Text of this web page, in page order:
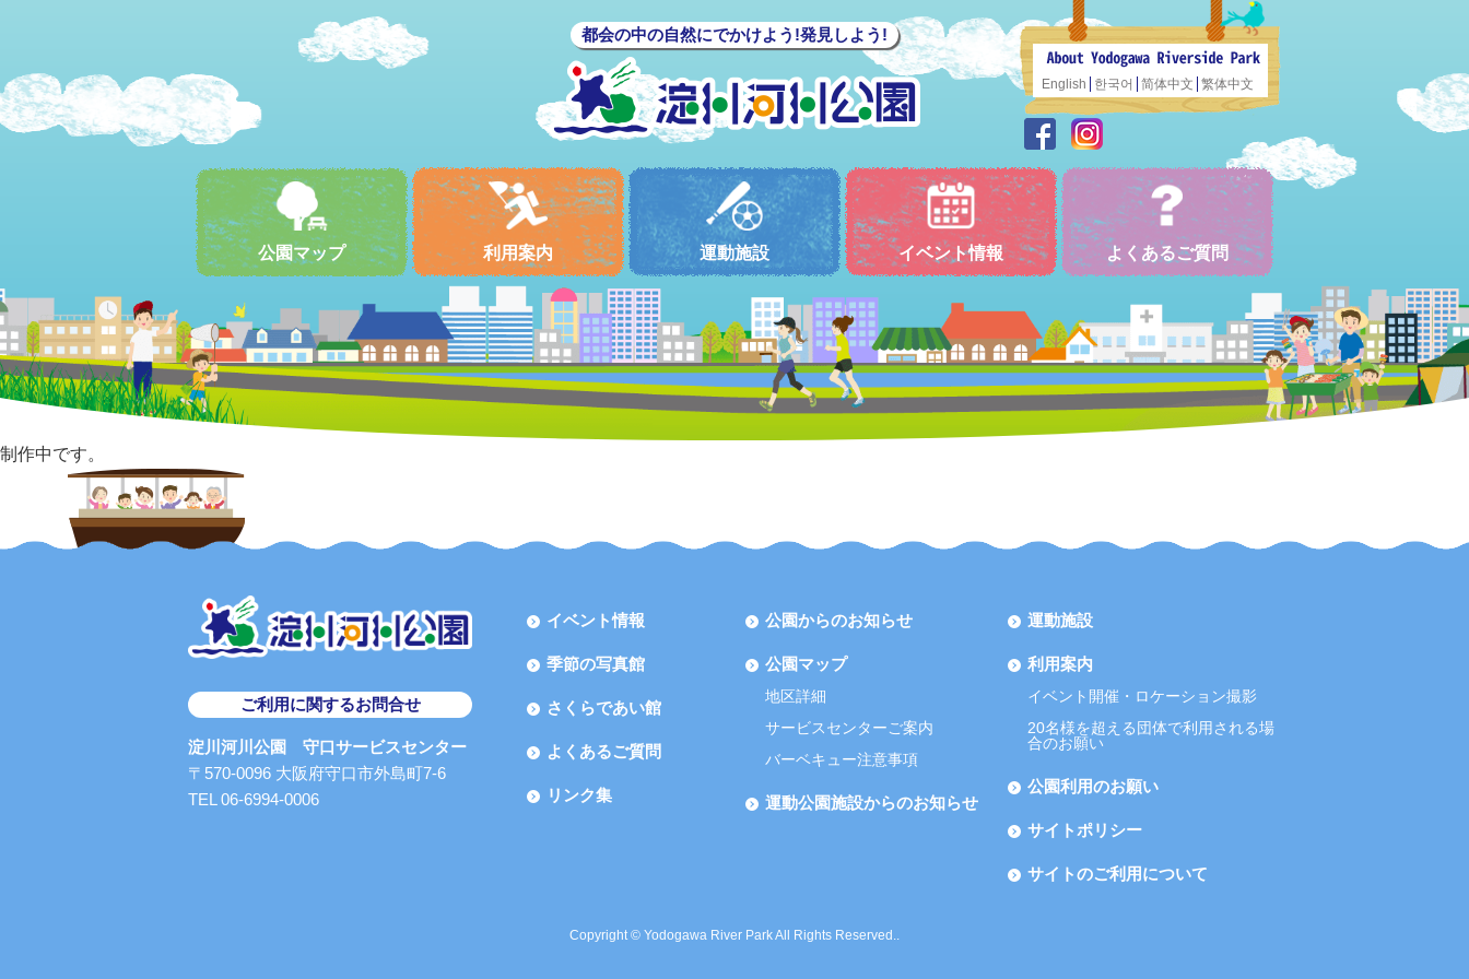
都会の中の自然にでかけよう!発見しよう!
English 한국어 简体中文 繁体中文
公園マップ 利用案内 運動施設 イベント情報 よくあるご質問
制作中です。
ご利用に関するお問合せ
淀川河川公園 守口サービスセンター
〒570-0096 大阪府守口市外島町7-6
TEL 06-6994-0006
イベント情報
季節の写真館
さくらであい館
よくあるご質問
リンク集
公園からのお知らせ
公園マップ
地区詳細
サービスセンターご案内
バーベキュー注意事項
運動公園施設からのお知らせ
運動施設
利用案内
イベント開催・ロケーション撮影
20名様を超える団体で利用される場
合のお願い
公園利用のお願い
サイトポリシー
サイトのご利用について
Copyright © Yodogawa River Park All Rights Reserved..